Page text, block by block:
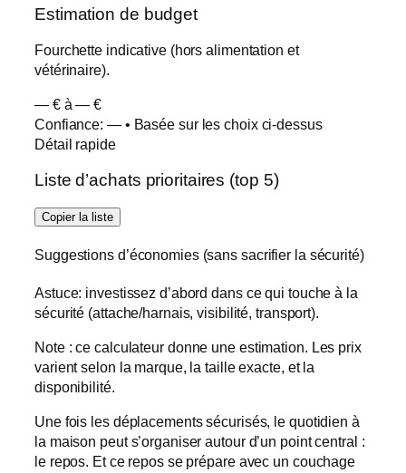
Estimation de budget
Fourchette indicative (hors alimentation et
vétérinaire).
—€ à— €
Confiance: —• Basée sur les choix ci-dessus
Détail rapide
Liste d’achats prioritaires (top 5)
Copier la liste
Suggestions d’économies (sans sacrifier la sécurité)
Astuce: investissez d’abord dans ce qui touche à la
sécurité (attache/harnais, visibilité, transport).
Note : ce calculateur donne une estimation. Les prix
varient selon la marque, la taille exacte, et la
disponibilité.
Une fois les déplacements sécurisés, le quotidien à
la maison peut s’organiser autour d’un point central :
le repos. Et ce repos se prépare avec un couchage